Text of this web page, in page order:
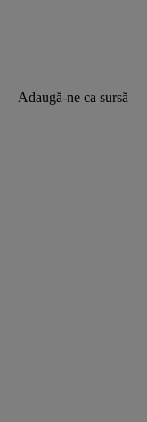
Adaugă-ne ca sursă